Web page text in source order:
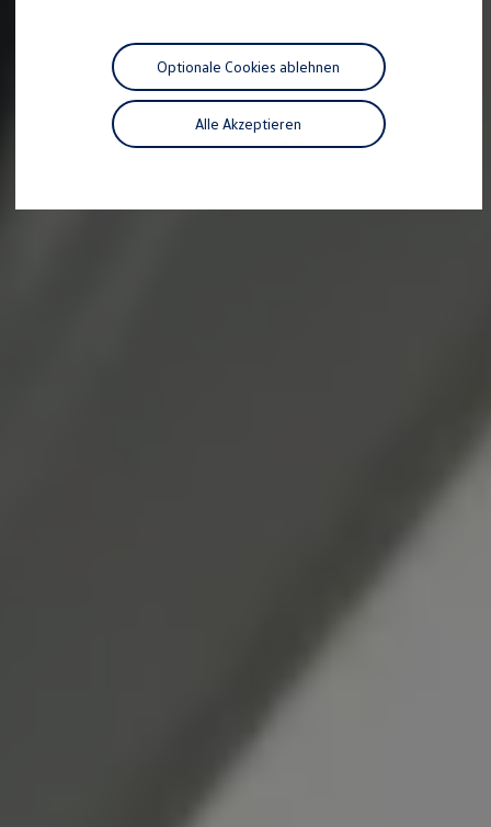
California App
California Lifestyle & Zubehör
Übernachten im California
Unternehmen
Karriere
Nachhaltigkeit
Alle Akzeptieren
Optionale Cookies ablehnen